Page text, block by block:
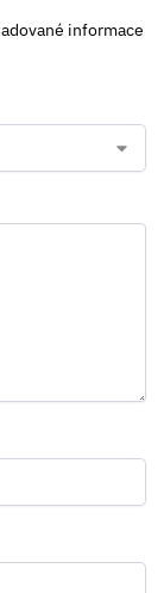
informace